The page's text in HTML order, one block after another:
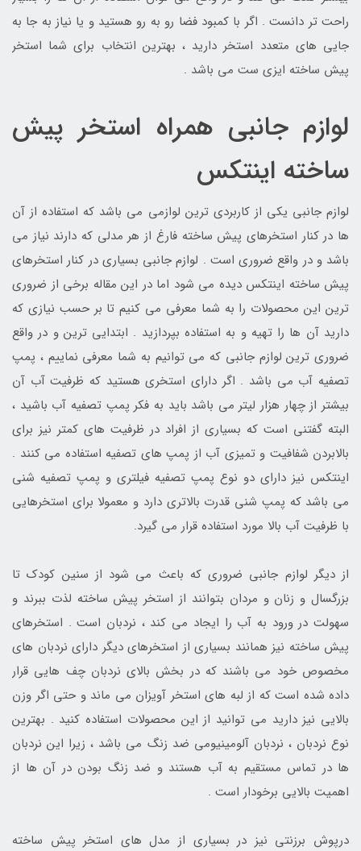
راحت تر دانست . اگر با کمبود فضا رو به رو هستید و یا نیاز به جا به
جایی های متعدد استخر دارید ، بهترین انتخاب برای شما استخر
پیش ساخته ایزی ست می باشد .
لوازم جانبی همراه استخر پیش
ساخته اینتکس
لوازم جانبی یکی از کاربردی ترین لوازمی می باشد که استفاده از آن
ها در کنار استخرهای پیش ساخته فارغ از هر مدلی که دارند نیاز می
باشد و در واقع ضروری است . لوازم جانبی بسیاری در کنار استخرهای
پیش ساخته اینتکس دیده می شود اما در این مقاله برخی از ضروری
ترین این محصولات را به شما معرفی می کنیم تا بر حسب نیازی که
دارید آن ها را تهیه و به استفاده بپردازید . ابتدایی ترین و در واقع
ضروری ترین لوازم جانبی که می توانیم به شما معرفی نماییم ، پمپ
تصفیه آب می باشد . اگر دارای استخری هستید که ظرفیت آب آن
بیشتر از چهار هزار لیتر می باشد باید به فکر پمپ تصفیه آب باشید ،
البته گفتنی است که بسیاری از افراد در ظرفیت های کمتر نیز برای
بالابردن شفافیت و تمیزی آب از پمپ های تصفیه استفاده می کنند .
اینتکس نیز دارای دو نوع پمپ تصفیه فیلتری و پمپ تصفیه شنی
می باشد که پمپ شنی قدرت بالاتری دارد و معمولا برای استخرهایی
با ظرفیت آب بالا مورد استفاده قرار می گیرد.
از دیگر لوازم جانبی ضروری که باعث می شود از سنین کودک تا
بزرگسال و زنان و مردان بتوانند از استخر پیش ساخته لذت ببرند و
سهولت در ورود به آب را ایجاد می کند ، نردبان است . استخرهای
پیش ساخته نیز همانند بسیاری از استخرهای دیگر دارای نردبان های
مخصوص خود می باشند که در بخش بالای نردبان چف هایی قرار
داده شده است که از لبه های استخر آویزان می ماند و حتی اگر وزن
بالایی نیز دارید می توانید از این محصولات استفاده کنید . بهترین
نوع نردبان ، نردبان آلومینیومی ضد زنگ می باشد ، زیرا این نردبان
ها در تماس مستقیم به آب هستند و ضد زنگ بودن در آن ها از
اهمیت بالایی برخودار است .
درپوش برزنتی نیز در بسیاری از مدل های استخر پیش ساخته